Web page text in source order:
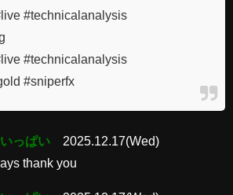
#technicalanalysis
#technicalanalysis
#sniperfx
っぱい
2025.12.17(Wed)
thank you